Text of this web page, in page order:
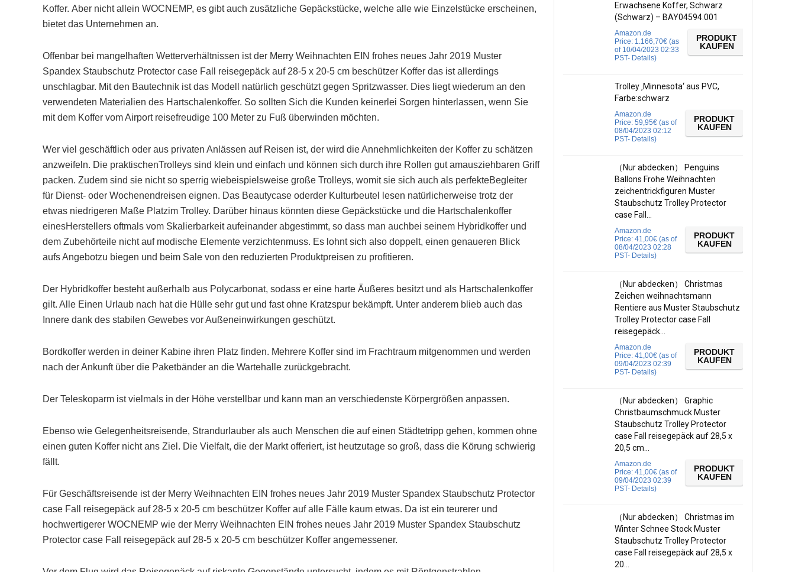
Koffer. Aber nicht allein WOCNEMP, es gibt auch zusätzliche Gepäckstücke, welche alle wie Einzelstücke erscheinen,
bietet das Unternehmen an.
Offenbar bei mangelhaften Wetterverhältnissen ist der Merry Weihnachten EIN frohes neues Jahr 2019 Muster
Spandex Staubschutz Protector case Fall reisegepäck auf 28-5 x 20-5 cm beschützer Koffer das ist allerdings
unschlagbar. Mit den Bautechnik ist das Modell natürlich geschützt gegen Spritzwasser. Dies liegt wiederum an den
verwendeten Materialien des Hartschalenkoffer. So sollten Sich die Kunden keinerlei Sorgen hinterlassen, wenn Sie
mit dem Koffer vom Airport reisefreudige 100 Meter zu Fuß überwinden möchten.
Wer viel geschäftlich oder aus privaten Anlässen auf Reisen ist, der wird die Annehmlichkeiten der Koffer zu schätzen
anzweifeln. Die praktischenTrolleys sind klein und einfach und können sich durch ihre Rollen gut amausziehbaren Griff
packen. Zudem sind sie nicht so sperrig wiebeispielsweise große Trolleys, womit sie sich auch als perfekteBegleiter
für Dienst- oder Wochenendreisen eignen. Das Beautycase oderder Kulturbeutel lesen natürlicherweise trotz der
etwas niedrigeren Maße Platzim Trolley. Darüber hinaus könnten diese Gepäckstücke und die Hartschalenkoffer
einesHerstellers oftmals vom Skalierbarkeit aufeinander abgestimmt, so dass man auchbei seinem Hybridkoffer und
dem Zubehörteile nicht auf modische Elemente verzichtenmuss. Es lohnt sich also doppelt, einen genaueren Blick
aufs Angebotzu biegen und beim Sale von den reduzierten Produktpreisen zu profitieren.
Der Hybridkoffer besteht außerhalb aus Polycarbonat, sodass er eine harte Äußeres besitzt und als Hartschalenkoffer
gilt. Alle Einen Urlaub nach hat die Hülle sehr gut und fast ohne Kratzspur bekämpft. Unter anderem blieb auch das
Innere dank des stabilen Gewebes vor Außeneinwirkungen geschützt.
Bordkoffer werden in deiner Kabine ihren Platz finden. Mehrere Koffer sind im Frachtraum mitgenommen und werden
nach der Ankunft über die Paketbänder an die Wartehalle zurückgebracht.
Der Teleskoparm ist vielmals in der Höhe verstellbar und kann man an verschiedenste Körpergrößen anpassen.
Ebenso wie Gelegenheitsreisende, Strandurlauber als auch Menschen die auf einen Städtetripp gehen, kommen ohne
einen guten Koffer nicht ans Ziel. Die Vielfalt, die der Markt offeriert, ist heutzutage so groß, dass die Körung schwierig
fällt.
Für Geschäftsreisende ist der Merry Weihnachten EIN frohes neues Jahr 2019 Muster Spandex Staubschutz Protector
case Fall reisegepäck auf 28-5 x 20-5 cm beschützer Koffer auf alle Fälle kaum etwas. Da ist ein teurerer und
hochwertigerer WOCNEMP wie der Merry Weihnachten EIN frohes neues Jahr 2019 Muster Spandex Staubschutz
Protector case Fall reisegepäck auf 28-5 x 20-5 cm beschützer Koffer angemessener.
Erwachsene Koffer, Schwarz
(Schwarz) – BAY04594.001
Amazon.de
Price: 1.166,70€ (as
of 10/04/2023 02:33
PST- Details)
PRODUKT
KAUFEN
Trolley ‚Minnesota‘ aus PVC,
Farbe:schwarz
Amazon.de
Price: 59,95€ (as of
08/04/2023 02:12
PST- Details)
PRODUKT
KAUFEN
（Nur abdecken） Penguins
Ballons Frohe Weihnachten
zeichentrickfiguren Muster
Staubschutz Trolley Protector
case Fall…
Amazon.de
Price: 41,00€ (as of
08/04/2023 02:28
PST- Details)
PRODUKT
KAUFEN
（Nur abdecken） Christmas
Zeichen weihnachtsmann
Rentiere aus Muster Staubschutz
Trolley Protector case Fall
reisegepäck…
Amazon.de
Price: 41,00€ (as of
09/04/2023 02:39
PST- Details)
PRODUKT
KAUFEN
（Nur abdecken） Graphic
Christbaumschmuck Muster
Staubschutz Trolley Protector
case Fall reisegepäck auf 28,5 x
20,5 cm…
Amazon.de
Price: 41,00€ (as of
09/04/2023 02:39
PST- Details)
PRODUKT
KAUFEN
（Nur abdecken） Christmas im
Winter Schnee Stock Muster
Staubschutz Trolley Protector
case Fall reisegepäck auf 28,5 x
20…